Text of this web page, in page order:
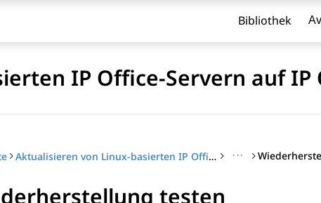
Bibliothek
IP Office-Servern auf IP
Aktualisieren von Linux-basierten IP Office-Servern auf IP Office R12.0 ···
testen